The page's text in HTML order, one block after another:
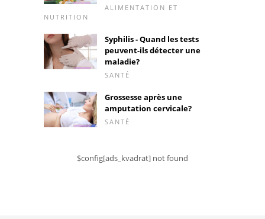
ALIMENTATION ET
NUTRITION
Syphilis - Quand les tests
peuvent-ils détecter une
maladie?
SANTÉ
Grossesse après une
amputation cervicale?
SANTÉ
$config[ads_kvadrat] not found